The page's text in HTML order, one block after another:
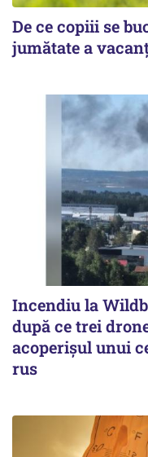
De ce copiii se
jumătate a
Incendiu la
după ce trei
acoperişul unui
rus